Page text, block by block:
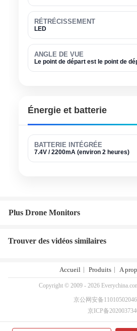
RÉTRÉCISSEMENT
LED
ANGLE DE VUE
Le point de départ est le point de
Énergie et batterie
BATTERIE INTÉGRÉE
7.4V / 2200mA (environ 2 heures)
Plus Drone Monitors
Trouver des vidéos similaires
Accueil Produits A
Copyright © 2009 - 2026
京公网安备
京ICP备